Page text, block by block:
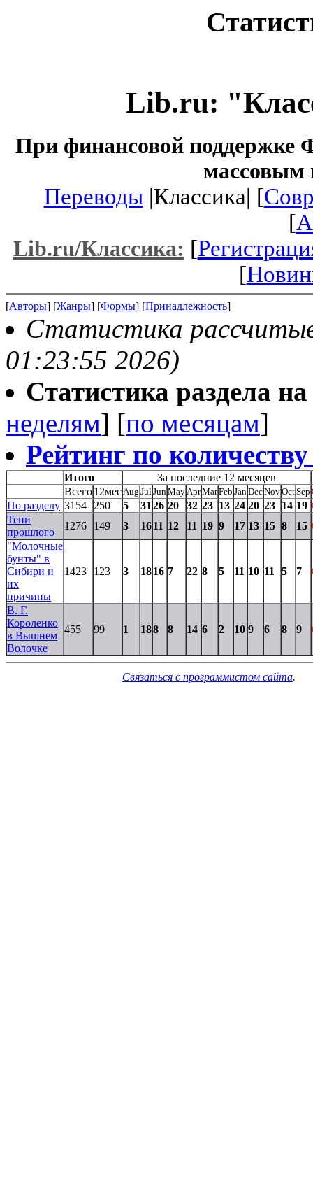
Lib.ru:
При финансовой поддержке
массовым
Переводы|Классика| [
[
Lib.ru/Классика: [
[
[Авторы] [Жанры] [Формы] [Принадлежность]
Статистика
01:23:55 2026)
Статистика раздела
неделям] [по месяцам]
Рейтинг по
Итого
За последние 12 месяцев
Всего12мес Aug Jul Jun May AprMarFeb Jan DecNovOctSep
По разделу 3154 250 5 31 26 20 32 23 13 24 20 23 14 19
Тени
прошлого
1276 149 3 1611 12 11 19 9 17 13 15 8 15
"Молочные
бунты" в
Сибири и
их
причины
1423 123 3 1816 7 22 8 5 11 10 11 5 7
В. Г.
Короленко
в Вышнем
Волочке
455 99 1 188 8 14 6 2 10 9 6 8 9
Связаться с программистом сайта.